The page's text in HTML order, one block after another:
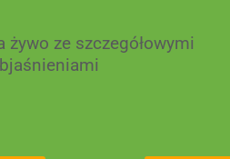
żywo ze szczegółowymi